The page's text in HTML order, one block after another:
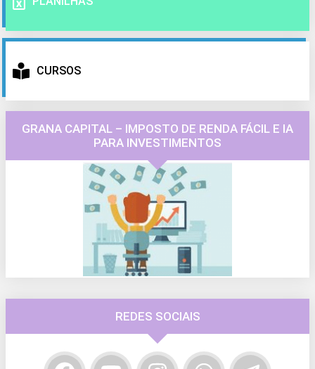
CURSOS
GRANA CAPITAL – IMPOSTO DE RENDA FÁCIL E IA
PARA INVESTIMENTOS
REDES SOCIAIS